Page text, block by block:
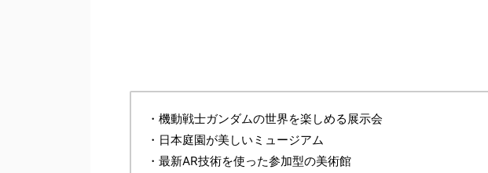
・機動戦士ガンダムの世界を楽しめる展示会
・日本庭園が美しいミュージアム
・最新AR技術を使った参加型の美術館